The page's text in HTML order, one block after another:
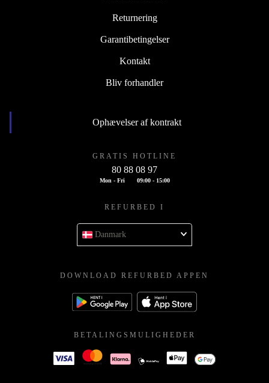
Returnering
Garantibetingelser
Kontakt
Bliv forhandler
Ophævelser af kontrakt
GRATIS HOTLINE
80 88 08 97
Mon - Fri 09:00 - 15:00
REFURBED I
Danmark
DOWNLOAD REFURBED APPEN
BETALINGSMULIGHEDER